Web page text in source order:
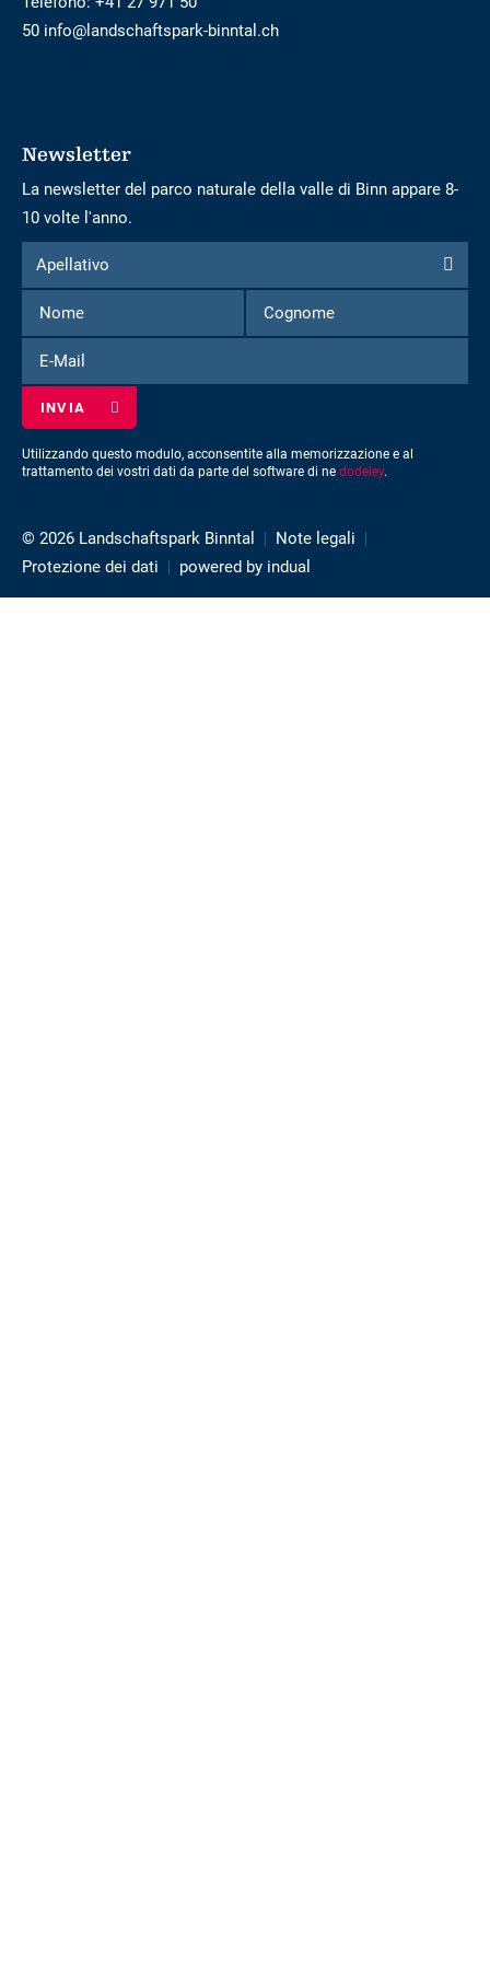
50 info@landschaftspark-binntal.ch
Newsletter
La newsletter del parco naturale della valle di Binn appare 8-
10 volte l'anno.
Modulo
per
iscriversi
alla
newsletter
Apellativo
Apellativo
Nome
Cognome
Mail
Utilizzando questo modulo, acconsentite alla memorizzazione e al
trattamento dei vostri dati da parte del software di ne dodeley.
© 2026 Landschaftspark Binntal
Note legali
Protezione dei dati
powered by indual